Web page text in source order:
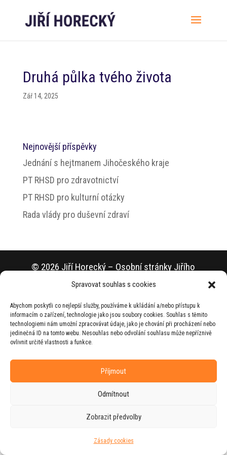
Spravovat souhlas s cookies
Abychom poskytli co nejlepší služby, používáme k ukládání a/nebo přístupu k
informacím o zařízení, technologie jako jsou soubory cookies. Souhlas s těmito
technologiemi nám umožní zpracovávat údaje, jako je chování při procházení nebo
jedinečná ID na tomto webu. Nesouhlas nebo odvolání souhlasu může nepříznivě
ovlivnit určité vlastnosti a funkce.
Příjmout
Odmítnout
Zobrazit předvolby
Zásady cookies
Druhá půlka tvého života
Zář 14, 2025
Nejnovější příspěvky
Jednání s hejtmanem Jihočeského kraje
PT RHSD pro zdravotnictví
PT RHSD pro kulturní otázky
Rada vlády pro duševní zdraví
© 2026 Jiří Horecký – Osobní stránky Jiřího
Horeckého
agenturouZEST BRAND.